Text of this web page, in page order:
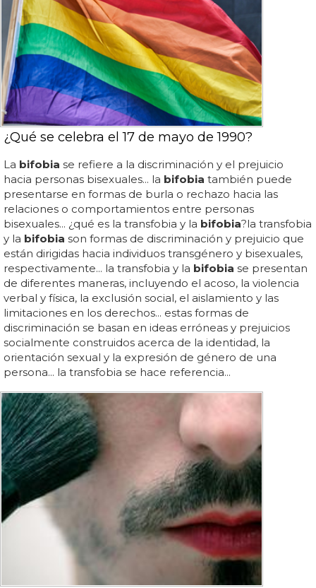
¿Qué se celebra el 17 de mayo de 1990?
La bifobia se refiere a la discriminación y el prejuicio
hacia personas bisexuales... la bifobia también puede
presentarse en formas de burla o rechazo hacia las
relaciones o comportamientos entre personas
bisexuales... ¿qué es la transfobia y la bifobia?la transfobia
y la bifobia son formas de discriminación y prejuicio que
están dirigidas hacia individuos transgénero y bisexuales,
respectivamente... la transfobia y la bifobia se presentan
de diferentes maneras, incluyendo el acoso, la violencia
verbal y física, la exclusión social, el aislamiento y las
limitaciones en los derechos... estas formas de
discriminación se basan en ideas erróneas y prejuicios
socialmente construidos acerca de la identidad, la
orientación sexual y la expresión de género de una
persona... la transfobia se hace referencia...